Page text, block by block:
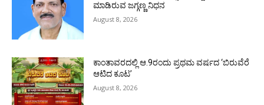
ಮಾಡಿರುವ ಜಗ್ಗಣ್ಣ ನಿಧನ
August 8, 2026
ಕಾಂತಾವರದಲ್ಲಿ ಆ.9ರಂದು ಪ್ರಥಮ ವರ್ಷದ ‘ಬಿರುವೆರೆ
ಆಟಿದ ಕೂಟ’
August 8, 2026